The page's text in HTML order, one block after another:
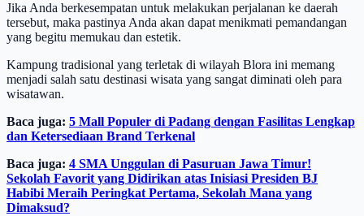
Jika Anda berkesempatan untuk melakukan perjalanan ke daerah
tersebut, maka pastinya Anda akan dapat menikmati pemandangan
yang begitu memukau dan estetik.
Kampung tradisional yang terletak di wilayah Blora ini memang
menjadi salah satu destinasi wisata yang sangat diminati oleh para
wisatawan.
Baca juga: 5 Mall Populer di Padang dengan Fasilitas Lengkap
dan Ketersediaan Brand Terkenal
Baca juga: 4 SMA Unggulan di Pasuruan Jawa Timur!
Sekolah Favorit yang Didirikan atas Inisiasi Presiden BJ
Habibi Meraih Peringkat Pertama, Sekolah Mana yang
Dimaksud?